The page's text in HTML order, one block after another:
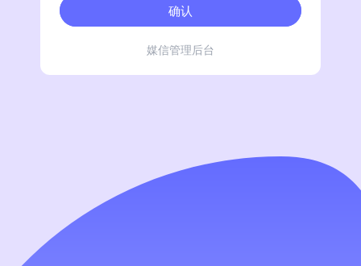
确认
媒信管理后台